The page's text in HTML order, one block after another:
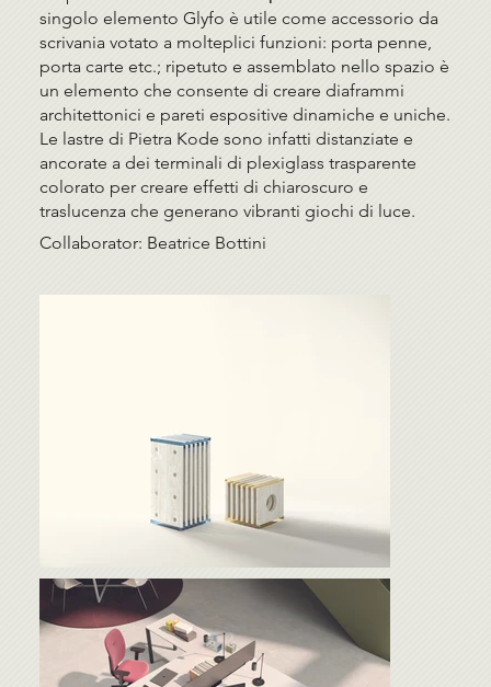
singolo elemento Glyfo è utile come accessorio da
scrivania votato a molteplici funzioni: porta penne,
porta carte etc.; ripetuto e assemblato nello spazio è
un elemento che consente di creare diaframmi
architettonici e pareti espositive dinamiche e uniche.
Le lastre di Pietra Kode sono infatti distanziate e
ancorate a dei terminali di plexiglass trasparente
colorato per creare effetti di chiaroscuro e
traslucenza che generano vibranti giochi di luce.
Collaborator: Beatrice Bottini